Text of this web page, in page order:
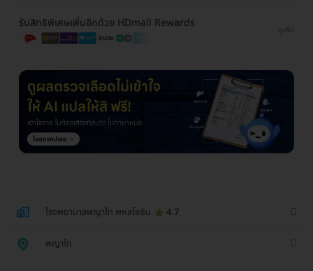
รับสิทธิพิเศษเพิ่มอีกด้วย HDmall Rewards
ดูเพิ่ม
โรงพยาบาลพญาไท พหลโยธิน 4.7
พญาไท